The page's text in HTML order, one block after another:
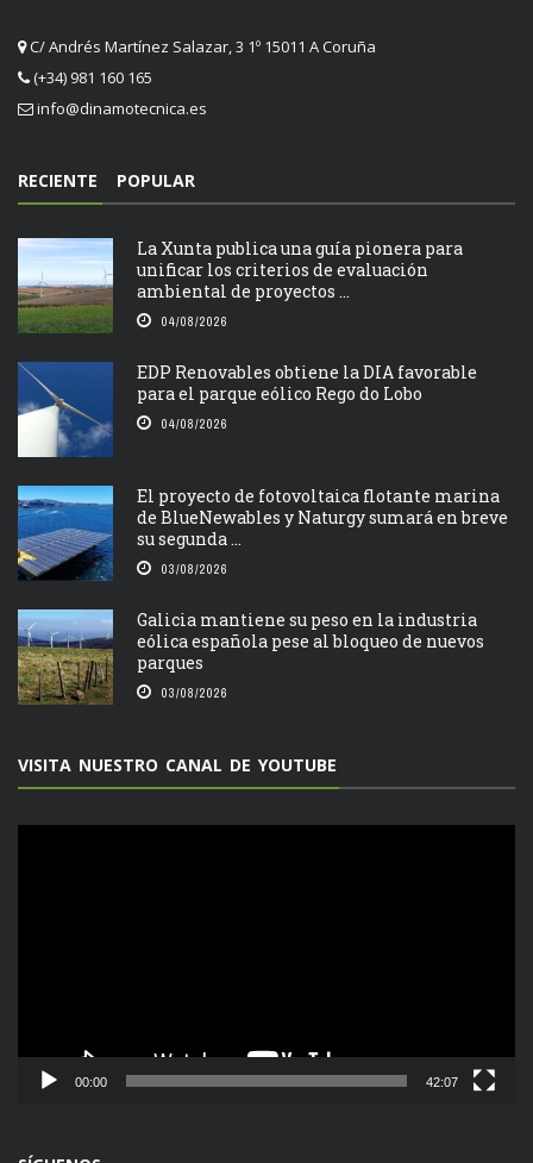
C/ Andrés Martínez Salazar, 3 1º 15011 A Coruña
(+34) 981 160 165
info@dinamotecnica.es
RECIENTE POPULAR
La Xunta publica una guía pionera para
unificar los criterios de evaluación
ambiental de proyectos ...
04/08/2026
EDP Renovables obtiene la DIA favorable
para el parque eólico Rego do Lobo
04/08/2026
El proyecto de fotovoltaica flotante marina
de BlueNewables y Naturgy sumará en breve
su segunda ...
03/08/2026
Galicia mantiene su peso en la industria
eólica española pese al bloqueo de nuevos
parques
03/08/2026
VISITA NUESTRO CANAL DE YOUTUBE
00:00 42:07